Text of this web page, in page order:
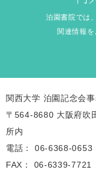
泊園書院では
関連情報を
関西大学 泊園記念会事
〒564-8680 大阪府吹
所内
電話：
06-6368-0653
FAX：
06-6339-7721